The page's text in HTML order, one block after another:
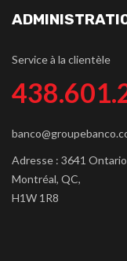
Service à la clientèle
Adresse : 3641
Montréal, QC,
H1W 1R8